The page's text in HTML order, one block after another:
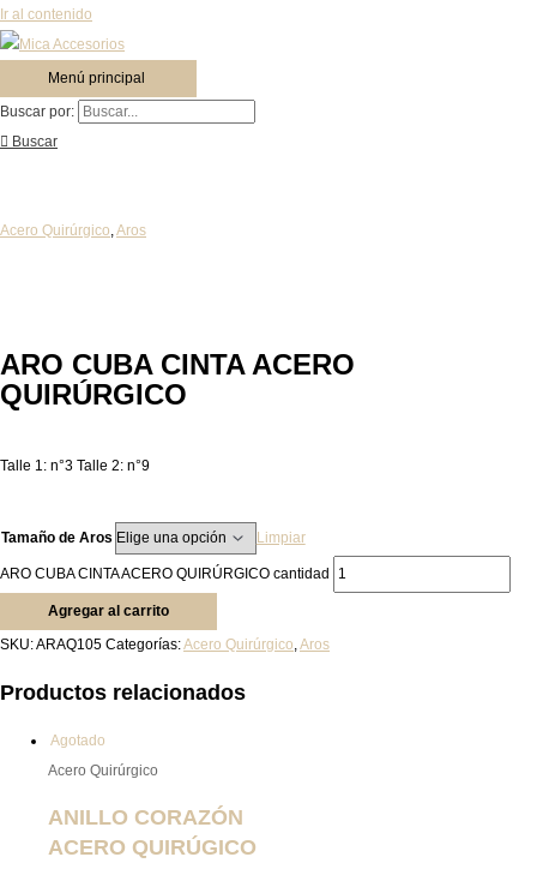
Ir al contenido
Menú principal
Buscar por:
Buscar
Acero Quirúrgico,Aros
ARO CUBA CINTA ACERO
QUIRÚRGICO
Talle 1: n°3 Talle 2: n°9
Tamaño de Aros Limpiar
ARO CUBA CINTA ACERO QUIRÚRGICO cantidad
Agregar al carrito
SKU:ARAQ105 Categorías:Acero Quirúrgico,Aros
Productos relacionados
Agotado
Acero Quirúrgico
ANILLO CORAZÓN
ACERO QUIRÚGICO